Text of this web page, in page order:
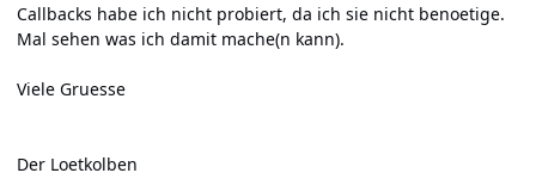
Callbacks habe ich nicht probiert, da ich sie nicht benoetige.
Mal sehen was ich damit mache(n kann).
Viele Gruesse
Der Loetkolben